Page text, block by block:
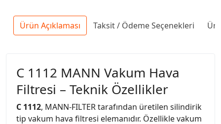
Ürün Açıklaması Taksit / Ödeme Seçenekleri
C 1112 MANN Vakum Hava
Filtresi – Teknik Özellikler
C 1112, MANN-FILTER tarafından üretilen silindirik
tip vakum hava filtresi elemanıdır. Özellikle vakum